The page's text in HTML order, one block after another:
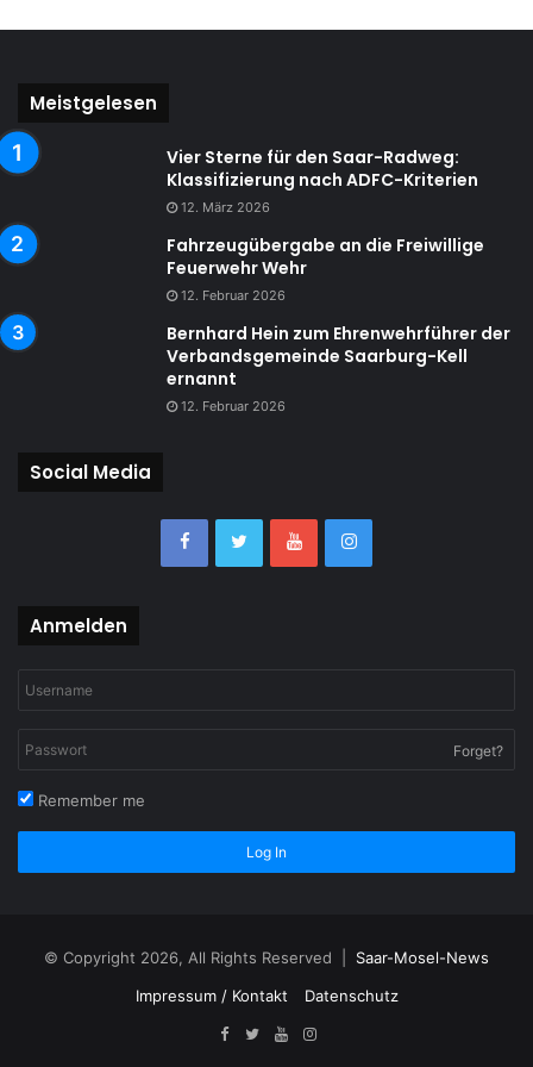
Meistgelesen
Vier Sterne für den Saar-Radweg:
Klassifizierung nach ADFC-Kriterien
12. März 2026
Fahrzeugübergabe an die Freiwillige
Feuerwehr Wehr
12. Februar 2026
Bernhard Hein zum Ehrenwehrführer der
Verbandsgemeinde Saarburg-Kell
ernannt
12. Februar 2026
Social Media
Anmelden
Forget?
Remember me
Log In
© Copyright 2026, All Rights Reserved | Saar-Mosel-News
Impressum / Kontakt
Datenschutz